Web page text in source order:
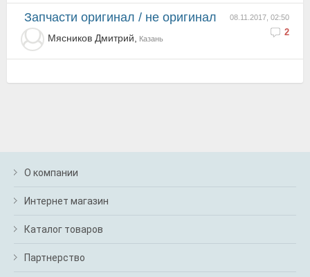
08.11.2017, 02:50
2
Запчасти оригинал / не оригинал
Мясников Дмитрий, Казань
О компании
Интернет магазин
Каталог товаров
Партнерство